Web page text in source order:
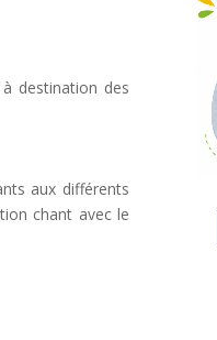
destination des
aux différents
chant avec le